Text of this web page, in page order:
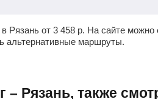
Рязань от 3 458 р. На сайте можно
альтернативные маршруты.